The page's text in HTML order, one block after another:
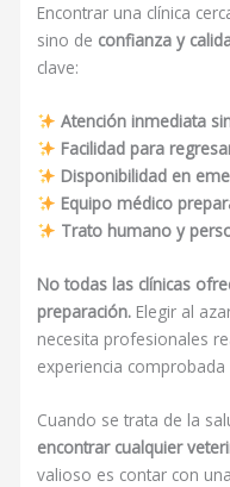
Encontrar una clínica
sino de confianza y
clave:
Atención inmediata
Facilidad para
Disponibilidad en
Equipo médico
Trato humano y
No todas las clínicas
preparación. Elegir al
necesita profesionales
experiencia comprobada
Cuando se trata de la
encontrar cualquier
valioso es contar con